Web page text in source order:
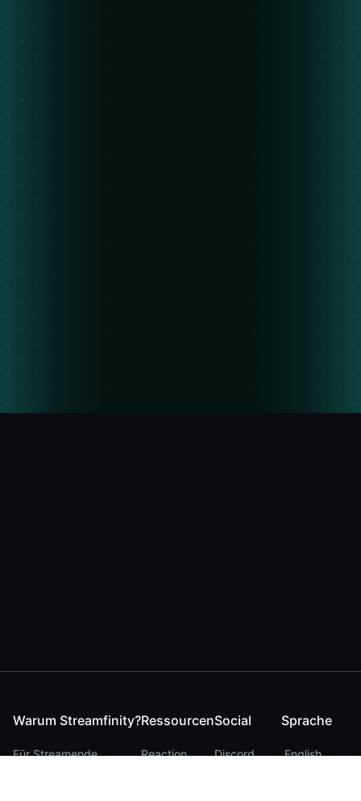
Warum Streamfinity?
Für Streamende
Ressourcen
Reaction
Social
Discord
Sprache
English